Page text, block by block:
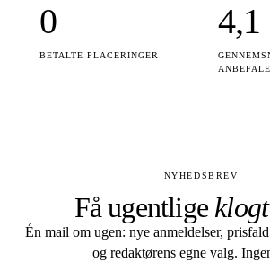
0
BETALTE PLACERINGER
4,1
NYHEDSBREV
Få ugentlige
Én mail om ugen: nye anmeldelser,
og redaktørens egne valg.